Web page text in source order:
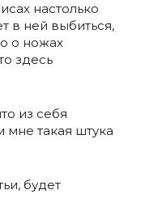
настолько
в ней выбиться,
о ножах
здесь
из себя
мне такая штука
будет